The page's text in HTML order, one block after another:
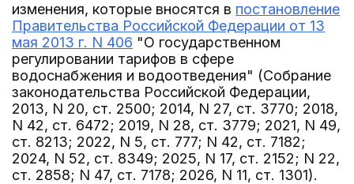
изменения, которые вносятся в постановление
Правительства Российской Федерации от 13
мая 2013 г. N 406 "О государственном
регулировании тарифов в сфере
водоснабжения и водоотведения" (Собрание
законодательства Российской Федерации,
2013, N 20, ст. 2500; 2014, N 27, ст. 3770; 2018,
N 42, ст. 6472; 2019, N 28, ст. 3779; 2021, N 49,
ст. 8213; 2022, N 5, ст. 777; N 42, ст. 7182;
2024, N 52, ст. 8349; 2025, N 17, ст. 2152; N 22,
ст. 2858; N 47, ст. 7178; 2026, N 11, ст. 1301).